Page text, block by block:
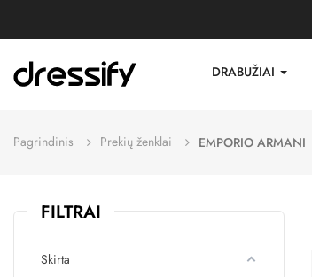
DRABUŽIAI
Pagrindinis Prekių ženklai EMPORIO ARMANI
FILTRAI
Skirta